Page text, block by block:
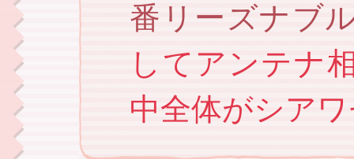
番リーズナブ
してアンテナ
中全体がシア